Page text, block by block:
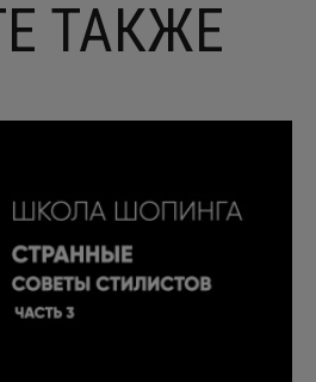
ТАКЖЕ